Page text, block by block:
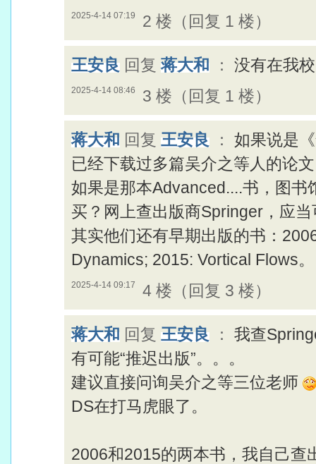
2025-4-14 07:19 2 楼（回复 1 楼）
王安良 回复蒋大和 ： 没有在我
2025-4-14 08:46 3 楼（回复 1 楼）
蒋大和 回复 王安良 ： 如果说是
已经下载过多篇吴介之等人的论文
如果是那本Advanced....书，图书
买？网上查出版商Springer，应
其实他们还有早期出版的书：
Dynamics; 2015: Vortical Flows。
2025-4-14 09:17 4 楼（回复 3 楼）
蒋大和 回复 王安良 ： 我查
有可能“推迟出版”。。。
建议直接问询吴介之等三位老师
DS在打马虎眼了。
2006和2015的两本书，我自己查